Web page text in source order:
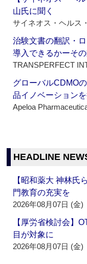
山氏に聞く
サイネオス・ヘルス
治験文書の翻訳・
導入できるかーその
TRANSPERFECT
グローバルCDMO
品イノベーション
Apeloa
HEADLINE
【昭和薬大 神林氏
門教育の充実を
2026年08月07日 (金)
【厚労省検討会】
目が対象に
2026年08月07日 (金)